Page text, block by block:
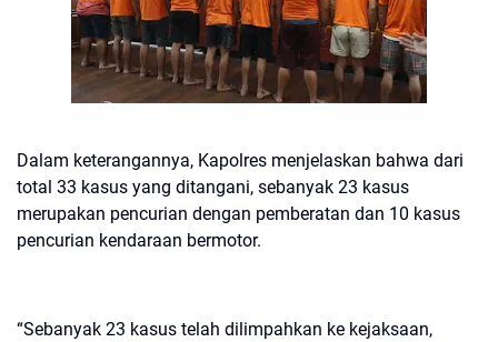
Dalam keterangannya, Kapolres menjelaskan bahwa dari
total 33 kasus yang ditangani, sebanyak 23 kasus
merupakan pencurian dengan pemberatan dan 10 kasus
pencurian kendaraan bermotor.
“Sebanyak 23 kasus telah dilimpahkan ke kejaksaan,